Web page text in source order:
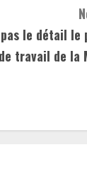
le détail le
travail de la